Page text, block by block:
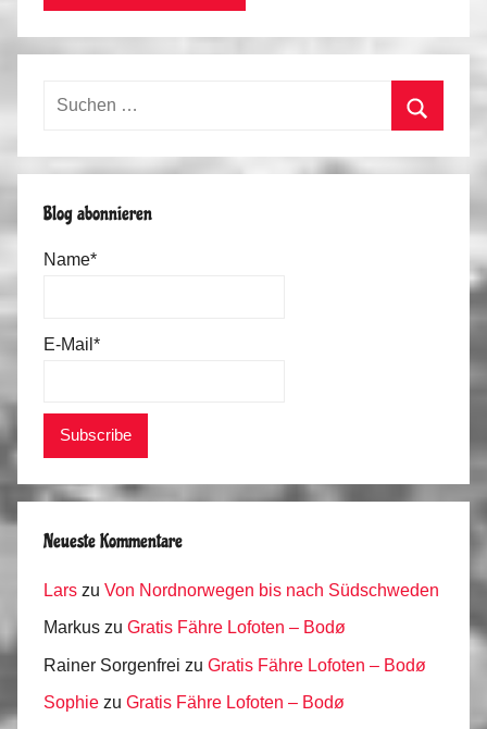
Suchen
Blog abonnieren
Name*
E-Mail*
Neueste Kommentare
Lars zu Von Nordnorwegen bis nach Südschweden
Markus zu Gratis Fähre Lofoten – Bodø
Rainer Sorgenfrei zu Gratis Fähre Lofoten – Bodø
Sophie zu Gratis Fähre Lofoten – Bodø